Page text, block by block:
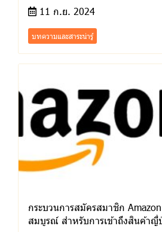
11 ก.ย. 2024
บทความและสาระน่ารู้
กระบวนการสมัครสมาชิก
สมบูรณ์ สำหรับการเข้าถึงสินค้าญี่